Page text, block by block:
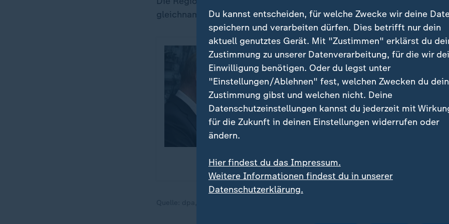
gleichnamige Stadt ist nur etwa 50 Kilometer Luftlinie vom EU-
Nachrichten | In eigener
:
Bleiben Sie
mit dem
Update
Das Aktuellste zum
Ukraine und weitere
kompakt
Newsletter - morgens
Du kannst entscheiden, für welche Zwecke wir deine
speichern und verarbeiten dürfen. Dies betrifft nur dein
aktuell genutztes Gerät. Mit "Zustimmen" erklärst du
Zustimmung zu unserer Datenverarbeitung, für die wir
Einwilligung benötigen. Oder du legst unter
"Einstellungen/Ablehnen" fest, welchen Zwecken du
Zustimmung gibst und welchen nicht. Deine
Datenschutzeinstellungen kannst du jederzeit mit
für die Zukunft in deinen Einstellungen widerrufen oder
ändern.
Hier findest du das Impressum.
Weitere Informationen findest du in unserer
Datenschutzerklärung.